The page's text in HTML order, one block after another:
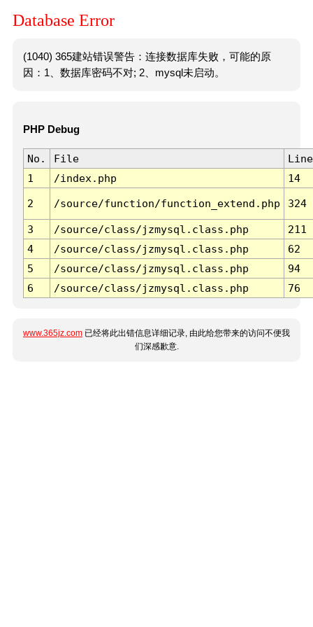
Database Error
(1040) 365建站错误警告：连接数据库失败，可能的原
因：1、数据库密码不对; 2、mysql未启动。
PHP Debug
No. File
Line
1
/index.php 14
2 /source/function/function_extend.php 324
3 /source/class/jzmysql.class.php
211
4
/source/class/jzmysql.class.php
62
5
/source/class/jzmysql.class.php
94
6
/source/class/jzmysql.class.php 76
www.365jz.com 已经将此出错信息详细记录, 由此给您带来的访问不便我
们深感歉意.